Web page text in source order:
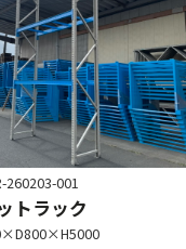
260203-001
トラック